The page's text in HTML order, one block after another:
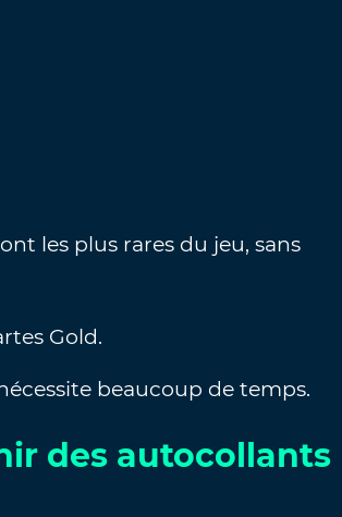
les plus rares du jeu, sans
Gold.
beaucoup de temps.
des autocollants